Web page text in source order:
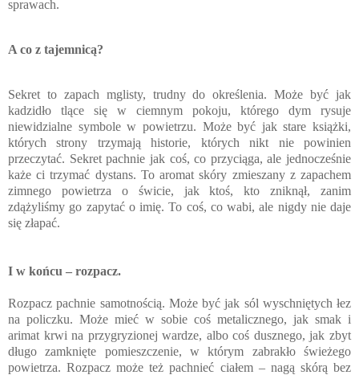
sprawach.
A co z tajemnicą?
Sekret to zapach mglisty, trudny do określenia. Może być jak
kadzidło tlące się w ciemnym pokoju, którego dym rysuje
niewidzialne symbole w powietrzu. Może być jak stare książki,
których strony trzymają historie, których nikt nie powinien
przeczytać. Sekret pachnie jak coś, co przyciąga, ale jednocześnie
każe ci trzymać dystans. To aromat skóry zmieszany z zapachem
zimnego powietrza o świcie, jak ktoś, kto zniknął, zanim
zdążyliśmy go zapytać o imię. To coś, co wabi, ale nigdy nie daje
się złapać.
I w końcu – rozpacz.
Rozpacz pachnie samotnością. Może być jak sól wyschniętych łez
na policzku. Może mieć w sobie coś metalicznego, jak smak i
arimat krwi na przygryzionej wardze, albo coś dusznego, jak zbyt
długo zamknięte pomieszczenie, w którym zabrakło świeżego
powietrza. Rozpacz może też pachnieć ciałem – nagą skórą bez